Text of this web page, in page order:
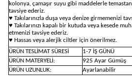
kolonya, çamaşır suyu gibi maddelerle temastan
tavsiye ederiz.
♥ Takılarınızla duşa veya denize girmemenizi
♥ Takılarınızı kapalı bir kutuda veya kesede
etmenizi tavsiye ederiz.
♥ Hassas veya alerjik ciltler için önerilmez.
ÜRÜN TESLİMAT SÜRESİ
1-7 İŞ GÜNÜ
ÜRÜN MATERYELİ:
925 Ayar Gümüş
ÜRÜN UZUNLUK:
Ayarlanabilir